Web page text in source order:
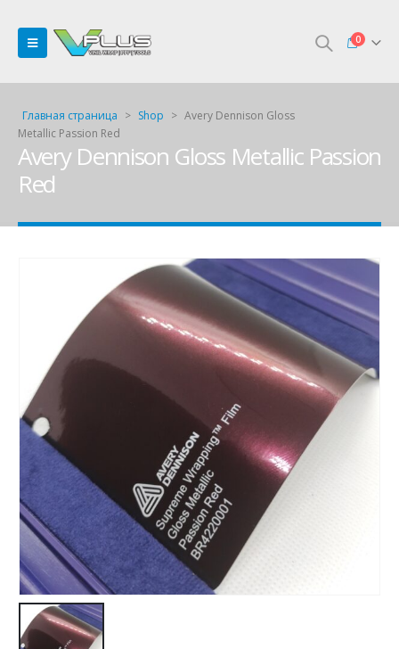
0
Главная страница > Shop > Avery Dennison Gloss
Metallic Passion Red
Avery Dennison Gloss Metallic Passion
Red